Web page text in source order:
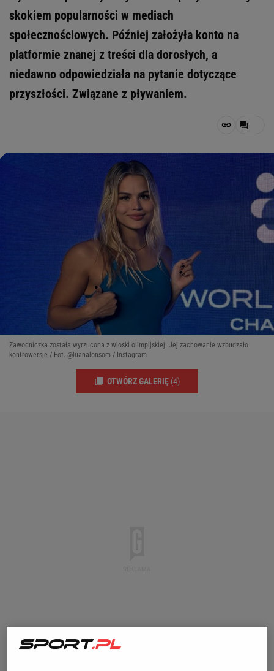
skokiem popularności w mediach
społecznościowych. Później założyła konto na
platformie znanej z treści dla dorosłych, a
niedawno odpowiedziała na pytanie dotyczące
przyszłości. Związane z pływaniem.
Zawodniczka została wyrzucona z wioski olimpijskiej. Jej zachowanie wzbudzało
kontrowersje / Fot. @luanalonsom / Instagram
OTWÓRZ GALERIĘ (4)